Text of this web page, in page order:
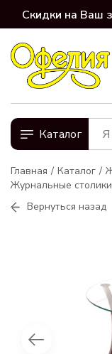
Скидки на Ваш
Каталог
Главная Каталог
Журнальные
Вернуться назад